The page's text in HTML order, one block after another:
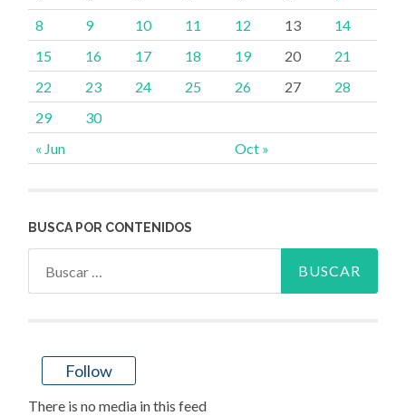
« Jun Oct »
8
9 10 11 12 13
14
15
16 17 18 19 20
21
22
23 24 25 26 27
28
29
30
BUSCA POR CONTENIDOS
Follow
There is no media in this feed